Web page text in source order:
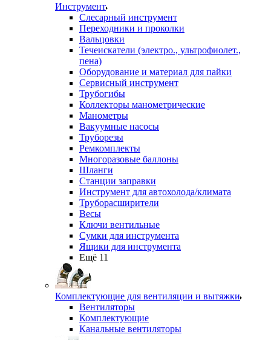
Инструмент
Слесарный инструмент
Переходники и проколки
Вальцовки
Течеискатели (электро., ультрофиолет.,
пена)
Оборудование и материал для пайки
Сервисный инструмент
Трубогибы
Коллекторы манометрические
Манометры
Вакуумные насосы
Труборезы
Ремкомплекты
Многоразовые баллоны
Шланги
Станции заправки
Инструмент для автохолода/климата
Труборасширители
Весы
Ключи вентильные
Сумки для инструмента
Ящики для инструмента
Ещё 11
Комплектующие для вентиляции и вытяжки
Вентиляторы
Комплектующие
Канальные вентиляторы